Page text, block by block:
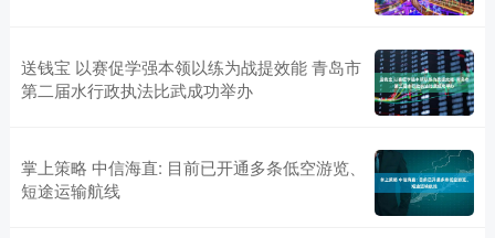
送钱宝 以赛促学强本领以练为战提效能 青岛市
第二届水行政执法比武成功举办
掌上策略 中信海直: 目前已开通多条低空游览、
短途运输航线